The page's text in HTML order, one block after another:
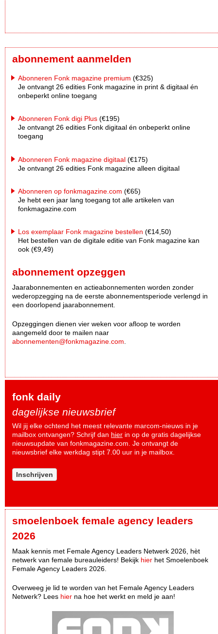
abonnement aanmelden
Abonneren Fonk magazine premium (€325)
Je ontvangt 26 edities Fonk magazine in print & digitaal én
onbeperkt online toegang
Abonneren Fonk digi Plus (€195)
Je ontvangt 26 edities Fonk digitaal én onbeperkt online
toegang
Abonneren Fonk magazine digitaal (€175)
Je ontvangt 26 edities Fonk magazine alleen digitaal
Abonneren op fonkmagazine.com (€65)
Je hebt een jaar lang toegang tot alle artikelen van
fonkmagazine.com
Los exemplaar Fonk magazine bestellen (€14,50)
Het bestellen van de digitale editie van Fonk magazine kan
ook (€9,49)
abonnement opzeggen
Jaarabonnementen en actieabonnementen worden zonder
wederopzegging na de eerste abonnementsperiode verlengd in
een doorlopend jaarabonnement.
Opzeggingen dienen vier weken voor afloop te worden
aangemeld door te mailen naar
abonnementen@fonkmagazine.com
fonk daily
dagelijkse nieuwsbrief
Wil jij elke ochtend het meest relevante marcom-nieuws in je
mailbox ontvangen? Schrijf dan hier in op de gratis dagelijkse
nieuwsupdate van fonkmagazine.com. Je ontvangt de
nieuwsbrief elke werkdag stipt 7.00 uur in je mailbox.
Inschrijven
smoelenboek female agency leaders
2026
Maak kennis met Female Agency Leaders Netwerk 2026, hèt
netwerk van female bureauleiders! Bekijk hier het Smoelenboek
Female Agency Leaders 2026.
Overweeg je lid te worden van het Female Agency Leaders
Netwerk? Lees hier na hoe het werkt en meld je aan!